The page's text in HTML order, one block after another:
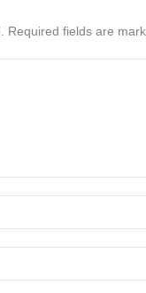
Required fields are